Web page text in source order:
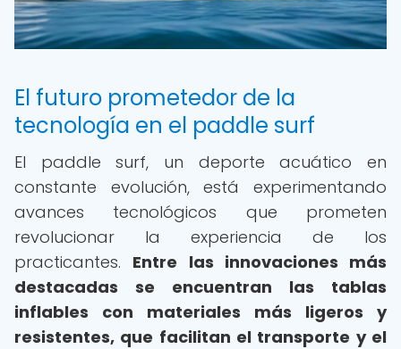
El futuro prometedor de la
tecnología en el paddle surf
El paddle surf, un deporte acuático en
constante evolución, está experimentando
avances tecnológicos que prometen
revolucionar la experiencia de los
practicantes. Entre las innovaciones más
destacadas se encuentran las tablas
inflables con materiales más ligeros y
resistentes, que facilitan el transporte y el